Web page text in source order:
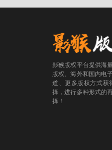
影猴版权平台提供海
版权、海外和国内电
道、更多版权方式获
择，进行多种形式的
择！